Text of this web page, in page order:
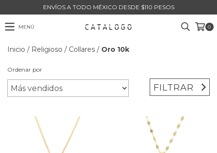
ENVÍOS A TODO MÉXICO DESDE $110 PESOS
MENÚ 0
Inicio / Religioso / Collares / Oro 10k
Ordenar por
FILTRAR